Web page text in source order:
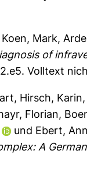
Koen, Mark,
of
Volltext
, Hirsch, Karin
Florian,
und Ebert,
A